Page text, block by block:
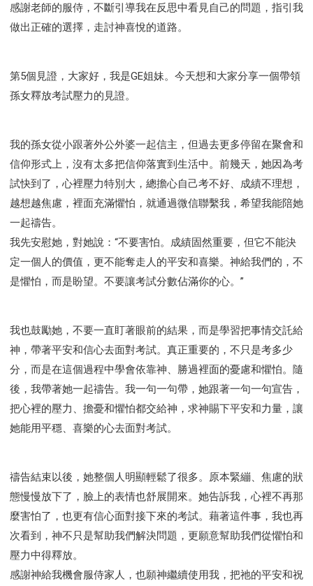
感謝老師的服侍，不斷引導我在反思中看見自己的問題，指引我
做出正確的選擇，走討神喜悅的道路。
第5個見證，大家好，我是GE姐妹。今天想和大家分享一個帶領
孫女釋放考試壓力的見證。
我的孫女從小跟著外公外婆一起信主，但過去更多停留在聚會和
信仰形式上，沒有太多把信仰落實到生活中。前幾天，她因為考
試快到了，心裡壓力特別大，總擔心自己考不好、成績不理想，
越想越焦慮，裡面充滿懼怕，就通過微信聯繫我，希望我能陪她
一起禱告。
我先安慰她，對她說：“不要害怕。成績固然重要，但它不能決
定一個人的價值，更不能奪走人的平安和喜樂。神給我們的，不
是懼怕，而是盼望。不要讓考試分數佔滿你的心。”
我也鼓勵她，不要一直盯著眼前的結果，而是學習把事情交託給
神，帶著平安和信心去面對考試。真正重要的，不只是考多少
分，而是在這個過程中學會依靠神、勝過裡面的憂慮和懼怕。隨
後，我帶著她一起禱告。我一句一句帶，她跟著一句一句宣告，
把心裡的壓力、擔憂和懼怕都交給神，求神賜下平安和力量，讓
她能用平穩、喜樂的心去面對考試。
禱告結束以後，她整個人明顯輕鬆了很多。原本緊繃、焦慮的狀
態慢慢放下了，臉上的表情也舒展開來。她告訴我，心裡不再那
麼害怕了，也更有信心面對接下來的考試。藉著這件事，我也再
次看到，神不只是幫助我們解決問題，更願意幫助我們從懼怕和
壓力中得釋放。
感謝神給我機會服侍家人，也願神繼續使用我，把祂的平安和祝